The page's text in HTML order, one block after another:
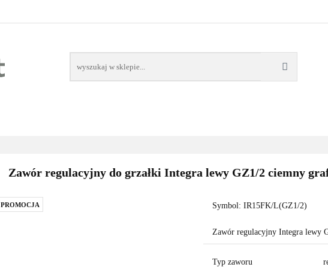
Zawór regulacyjny do grzałki Integra lewy GZ1/2 ciemny
PROMOCJA Symbol:IR15FK/L(GZ1/2)
Zawór regulacyjny Integra lewy
Typ zaworu